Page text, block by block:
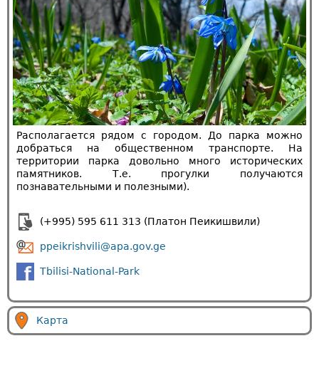
Располагается рядом с городом. До парка можно
добраться на общественном транспорте. На
территории парка довольно много исторических
памятников. Т.е. прогулки получаются
познавательными и полезными).
(+995) 595 611 313 (Платон Пеикишвили)
ppeikrishvili@apa.gov.ge
Tbilisi-National-Park
Карта